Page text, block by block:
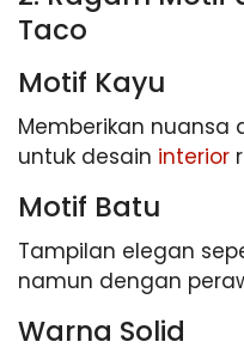
Taco
Motif Kayu
Memberikan
untuk desain interior
Motif Batu
Tampilan elegan
namun dengan
Warna Solid